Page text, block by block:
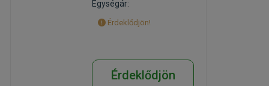
Egységár:
Érdeklődjön!
Érdeklődjön